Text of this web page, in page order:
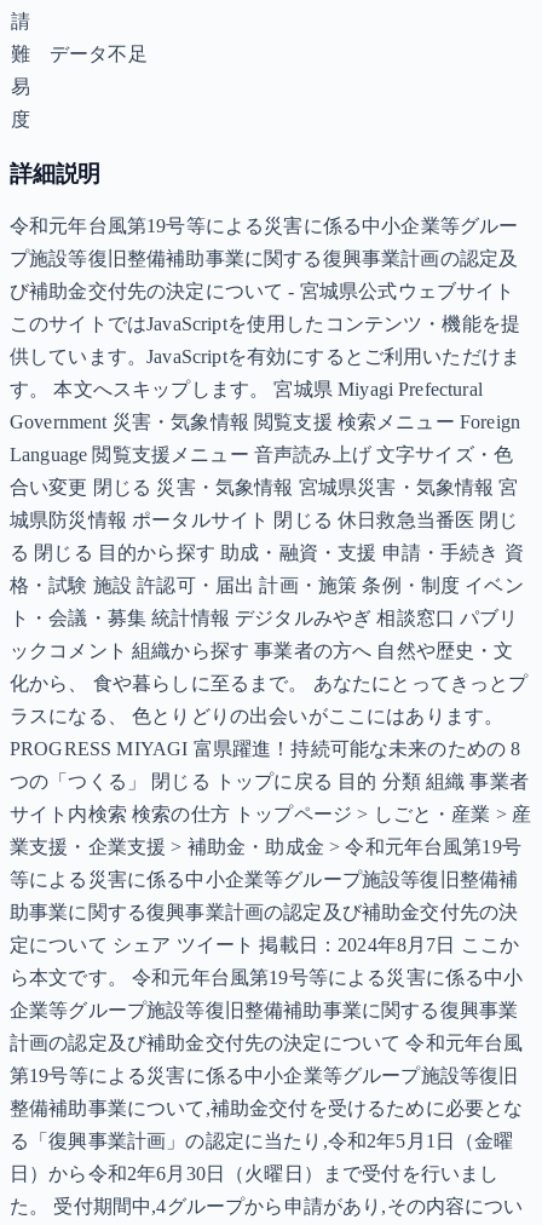
請
難
易
度
データ不足
詳細説明
令和元年台風第19号等による災害に係る中小企業等グルー
プ施設等復旧整備補助事業に関する復興事業計画の認定及
び補助金交付先の決定について - 宮城県公式ウェブサイト
このサイトではJavaScriptを使用したコンテンツ・機能を提
供しています。JavaScriptを有効にするとご利用いただけま
す。 本文へスキップします。 宮城県 Miyagi Prefectural
Government 災害・気象情報 閲覧支援 検索メニュー Foreign
Language 閲覧支援メニュー 音声読み上げ 文字サイズ・色
合い変更 閉じる 災害・気象情報 宮城県災害・気象情報 宮
城県防災情報 ポータルサイト 閉じる 休日救急当番医 閉じ
る 閉じる 目的から探す 助成・融資・支援 申請・手続き 資
格・試験 施設 許認可・届出 計画・施策 条例・制度 イベン
ト・会議・募集 統計情報 デジタルみやぎ 相談窓口 パブリ
ックコメント 組織から探す 事業者の方へ 自然や歴史・文
化から、 食や暮らしに至るまで。 あなたにとってきっとプ
ラスになる、 色とりどりの出会いがここにはあります。
PROGRESS MIYAGI 富県躍進！持続可能な未来のための 8
つの「つくる」 閉じる トップに戻る 目的 分類 組織 事業者
サイト内検索 検索の仕方 トップページ > しごと・産業 > 産
業支援・企業支援 > 補助金・助成金 > 令和元年台風第19号
等による災害に係る中小企業等グループ施設等復旧整備補
助事業に関する復興事業計画の認定及び補助金交付先の決
定について シェア ツイート 掲載日：2024年8月7日 ここか
ら本文です。 令和元年台風第19号等による災害に係る中小
企業等グループ施設等復旧整備補助事業に関する復興事業
計画の認定及び補助金交付先の決定について 令和元年台風
第19号等による災害に係る中小企業等グループ施設等復旧
整備補助事業について,補助金交付を受けるために必要とな
る「復興事業計画」の認定に当たり,令和2年5月1日（金曜
日）から令和2年6月30日（火曜日）まで受付を行いまし
た。 受付期間中,4グループから申請があり,その内容につい